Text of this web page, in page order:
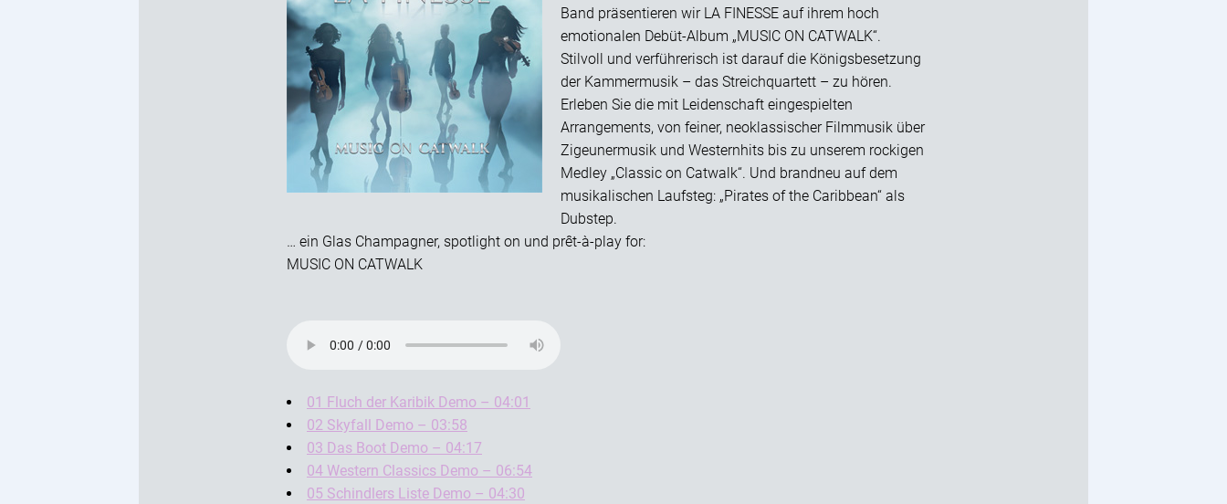
Band präsentieren wir LA FINESSE auf ihrem hoch
emotionalen Debüt-Album „MUSIC ON CATWALK“.
Stilvoll und verführerisch ist darauf die Königsbesetzung
der Kammermusik – das Streichquartett – zu hören.
Erleben Sie die mit Leidenschaft eingespielten
Arrangements, von feiner, neoklassischer Filmmusik über
Zigeunermusik und Westernhits bis zu unserem rockigen
Medley „Classic on Catwalk“. Und brandneu auf dem
musikalischen Laufsteg: „Pirates of the Caribbean“ als
Dubstep.
… ein Glas Champagner, spotlight on und prêt-à-play for:
MUSIC ON CATWALK
01 Fluch der Karibik Demo – 04:01
02 Skyfall Demo – 03:58
03 Das Boot Demo – 04:17
04 Western Classics Demo – 06:54
05 Schindlers Liste Demo – 04:30